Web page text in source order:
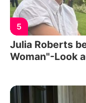
5
Julia Roberts
Woman"-Look